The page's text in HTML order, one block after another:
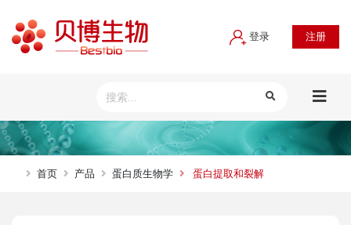
登录 注册
首页 产品 蛋白质生物学 蛋白提取和裂解